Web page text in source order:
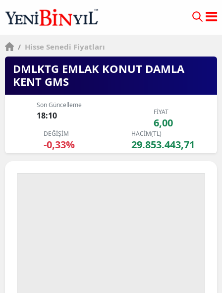
/ Hisse Senedi Fiyatları
DMLKTG EMLAK KONUT DAMLA
KENT GMS
Son Güncelleme
18:10 FİYAT
6,00
DEĞİŞİM
-0,33%
HACİM(TL)
29.853.443,71